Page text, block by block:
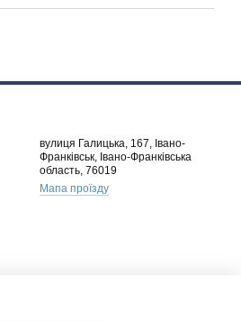
вулиця Галицька, 167, Івано-
Франківськ, Івано-Франківська
область, 76019
Мапа проїзду